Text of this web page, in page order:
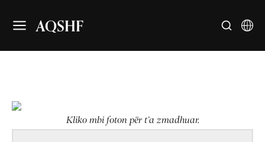
AQSHF
Kliko mbi foton për t’a zmadhuar.